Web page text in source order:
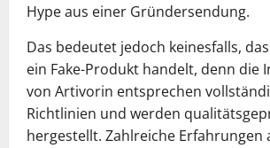
Hype aus einer Gründersendung.
Das bedeutet jedoch keinesfalls,
ein Fake-Produkt handelt, denn die
von Artivorin entsprechen
Richtlinien und werden
hergestellt. Zahlreiche Erfahrungen